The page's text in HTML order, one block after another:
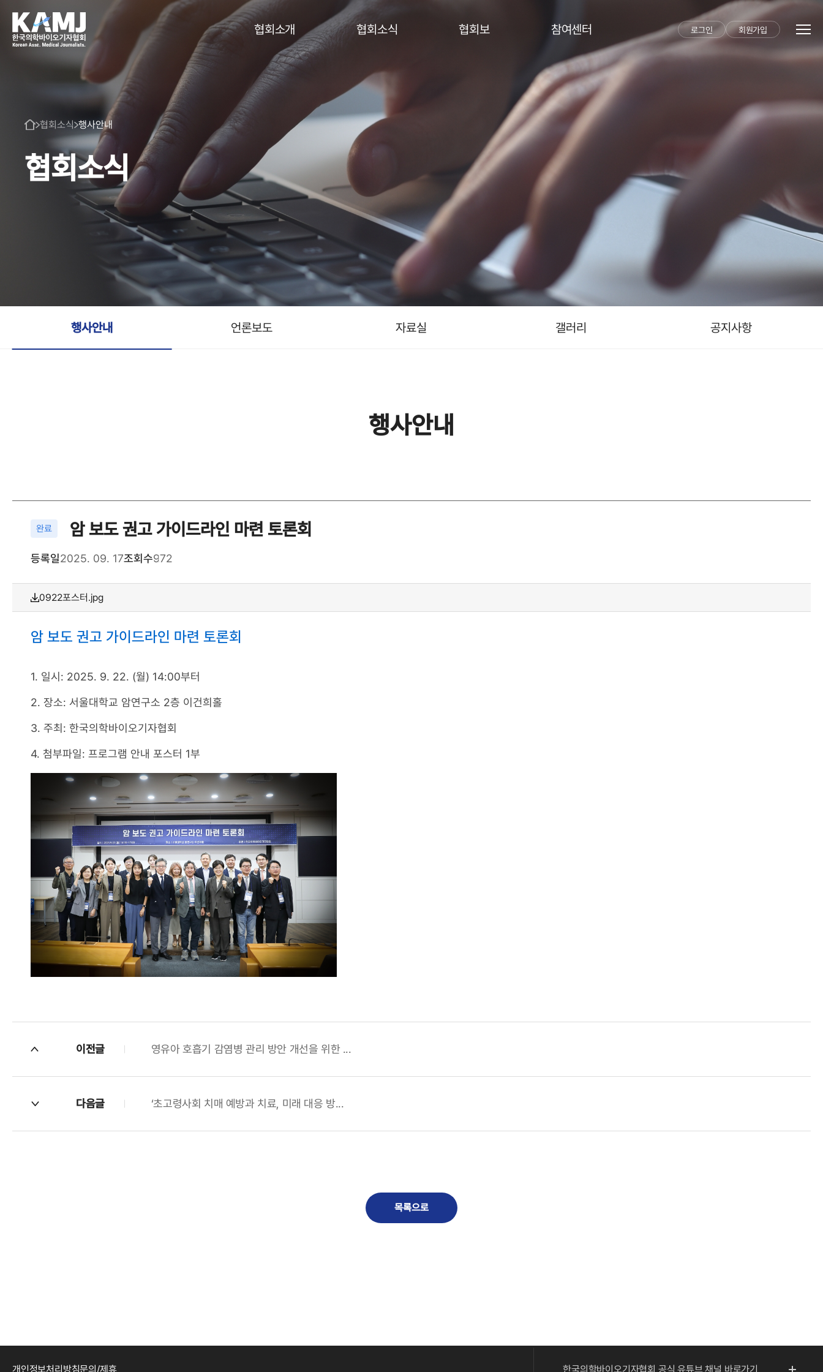
협회소개 협회소식 협회보 참여센터 로그인 회원가입
협회소식 행사안내
협회소식
행사안내 언론보도 자료실 갤러리 공지사항
행사안내
완료 암 보도 권고 가이드라인 마련 토론회
등록일2025. 09. 17조회수972
0922포스터.jpg
암 보도 권고 가이드라인 마련 토론회
1. 일시: 2025. 9. 22. (월) 14:00부터
2. 장소: 서울대학교 암연구소 2층 이건희홀
3. 주최: 한국의학바이오기자협회
4. 첨부파일: 프로그램 안내 포스터 1부
이전글 영유아 호흡기 감염병 관리 방안 개선을 위한 ...
다음글 ‘초고령사회 치매 예방과 치료, 미래 대응 방...
목록으로
개인정보처리방침문의/제휴 한국의학바이오기자협회 공식 유튜브 채널 바로가기